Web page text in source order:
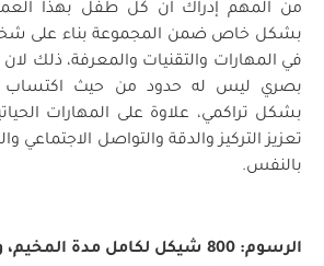
من المهم إدراك ان كل طفل بهذا
بشكل خاص ضمن المجموعة بناء على
في المهارات والتقنيات والمعرفة، ذلك
بصري ليس له حدود من حيث اكتساب
بشكل تراكمي، علاوة على المهارات
تعزيز التركيز والدقة والتواصل الاجتماعي
بالنفس.